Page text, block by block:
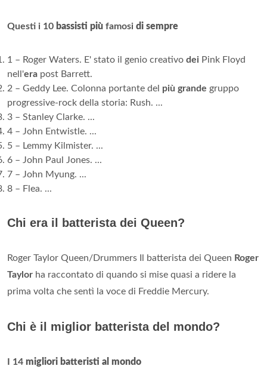
Questi i 10 bassisti più famosi di sempre
1 – Roger Waters. E' stato il genio creativo dei Pink Floyd
nell'era post Barrett.
2 – Geddy Lee. Colonna portante del più grande gruppo
progressive-rock della storia: Rush. ...
3 – Stanley Clarke. ...
4 – John Entwistle. ...
5 – Lemmy Kilmister. ...
6 – John Paul Jones. ...
7 – John Myung. ...
8 – Flea. ...
Chi era il batterista dei Queen?
Roger Taylor Queen/Drummers Il batterista dei Queen Roger
Taylor ha raccontato di quando si mise quasi a ridere la
prima volta che sentì la voce di Freddie Mercury.
Chi è il miglior batterista del mondo?
I 14 migliori batteristi al mondo